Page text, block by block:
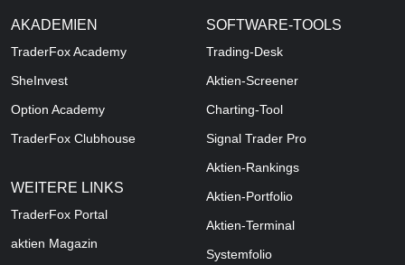
AKADEMIEN
TraderFox Academy
SheInvest
Option Academy
TraderFox Clubhouse
WEITERE LINKS
TraderFox Portal
aktien Magazin
SOFTWARE-TOOLS
Trading-Desk
Aktien-Screener
Charting-Tool
Signal Trader Pro
Aktien-Rankings
Aktien-Portfolio
Aktien-Terminal
Systemfolio